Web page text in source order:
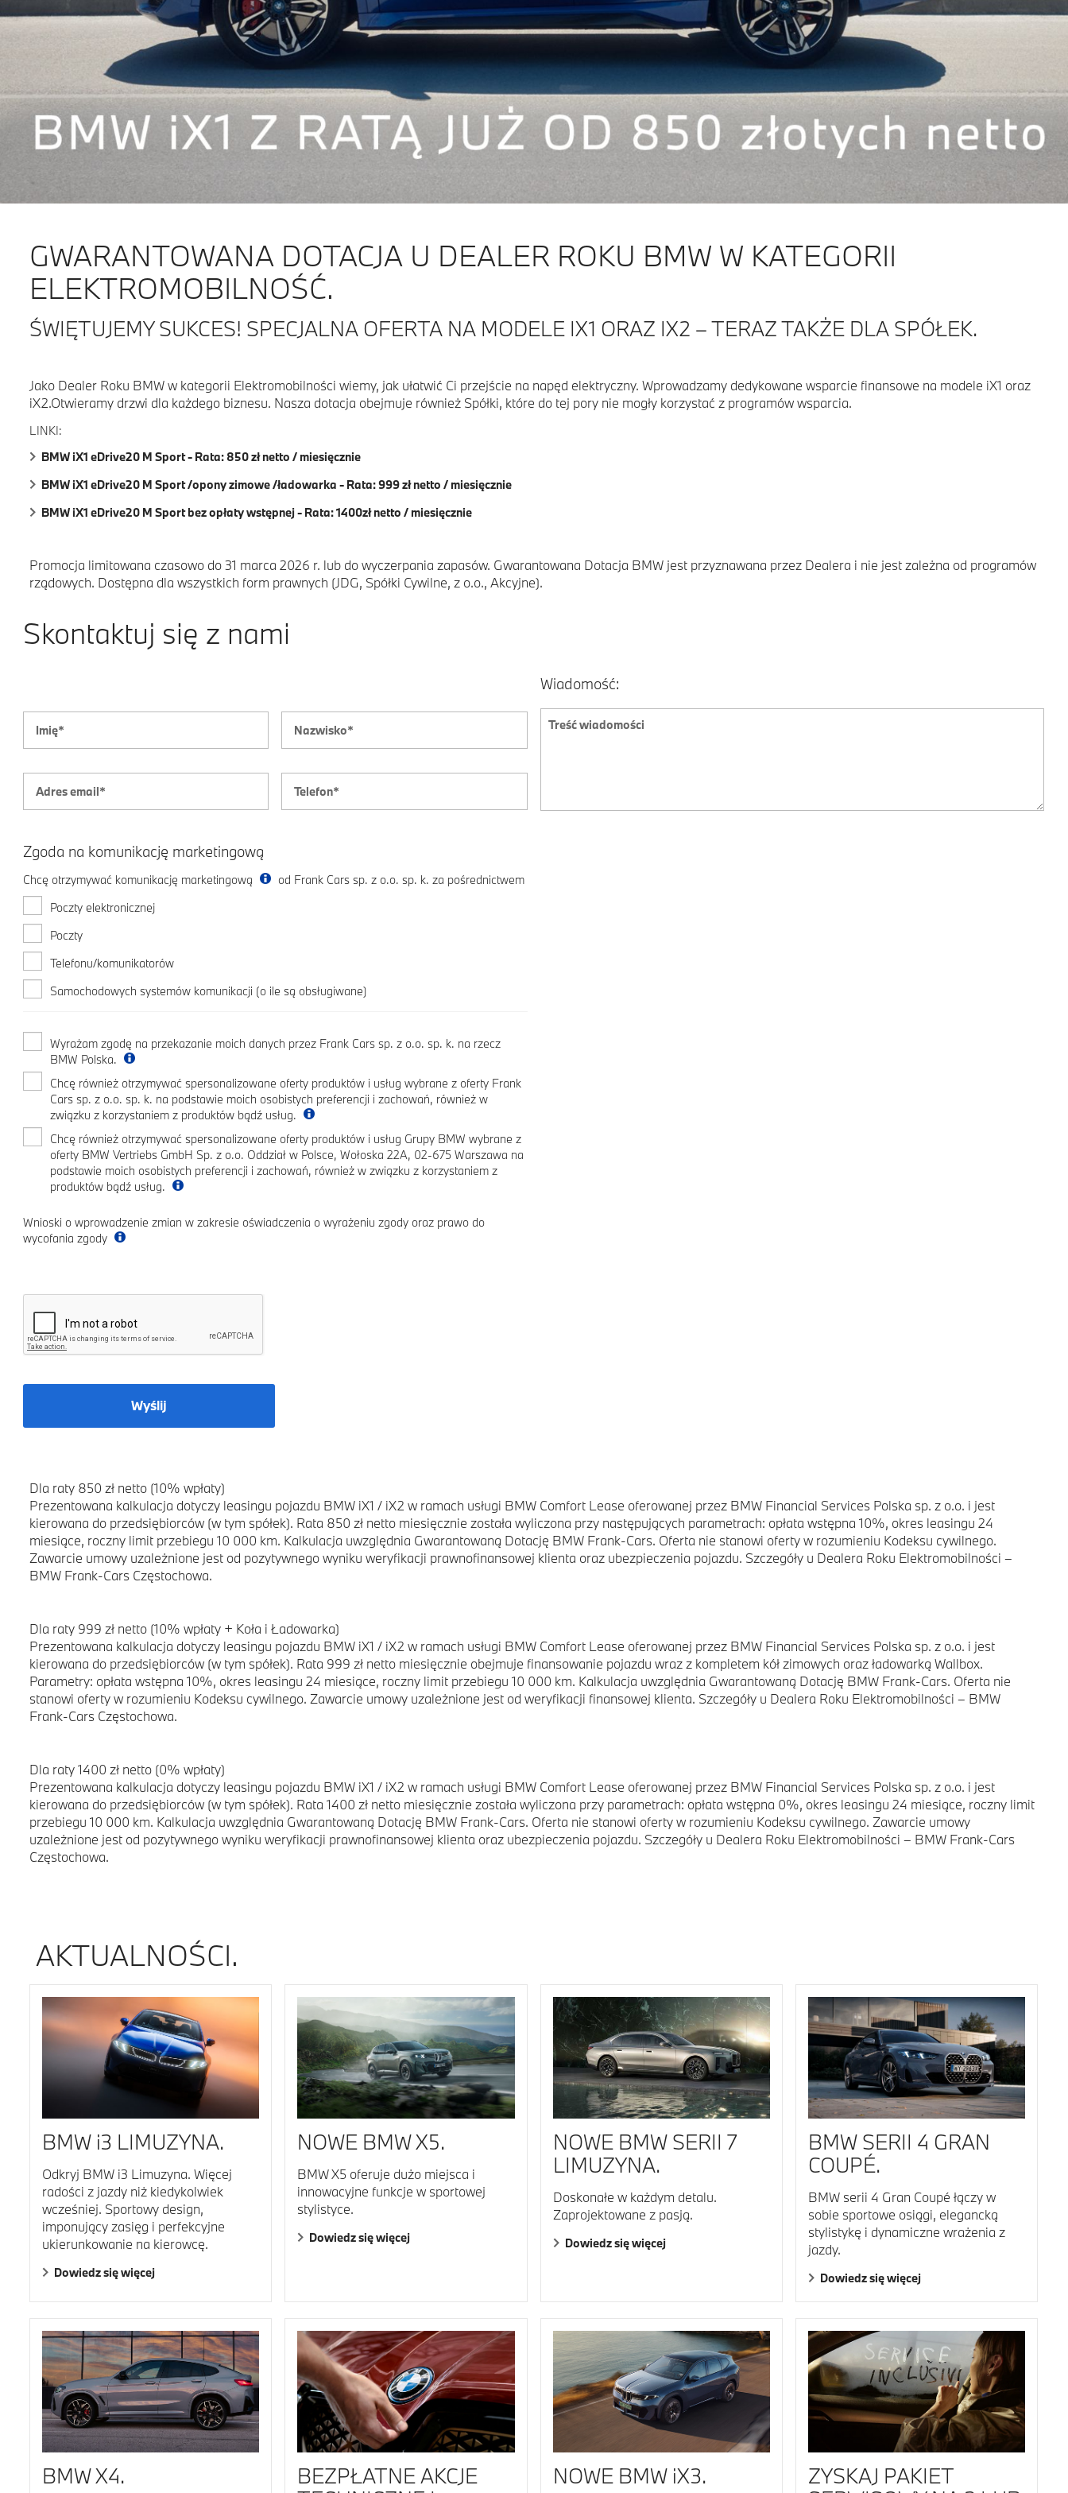
GWARANTOWANA DOTACJA U DEALER ROKU BMW W KATEGORII
ELEKTROMOBILNOŚĆ.
ŚWIĘTUJEMY SUKCES! SPECJALNA OFERTA NA MODELE IX1 ORAZ IX2 – TERAZ TAKŻE DLA SPÓŁEK.
Jako Dealer Roku BMW w kategorii Elektromobilności wiemy, jak ułatwić Ci przejście na napęd elektryczny. Wprowadzamy dedykowane wsparcie finansowe na modele iX1 oraz
iX2.Otwieramy drzwi dla każdego biznesu. Nasza dotacja obejmuje również Spółki, które do tej pory nie mogły korzystać z programów wsparcia.
LINKI:
BMW iX1 eDrive20 M Sport - Rata: 850 zł netto / miesięcznie
BMW iX1 eDrive20 M Sport /opony zimowe /ładowarka - Rata: 999 zł netto / miesięcznie
BMW iX1 eDrive20 M Sport bez opłaty wstępnej - Rata: 1400zł netto / miesięcznie
Promocja limitowana czasowo do 31 marca 2026 r. lub do wyczerpania zapasów. Gwarantowana Dotacja BMW jest przyznawana przez Dealera i nie jest zależna od programów
rządowych. Dostępna dla wszystkich form prawnych (JDG, Spółki Cywilne, z o.o., Akcyjne).
Skontaktuj się z nami
Wiadomość:
Zgoda na komunikację marketingową
Chcę otrzymywać komunikację marketingową
od Frank Cars sp. z o.o. sp. k. za pośrednictwem
Poczty elektronicznej
Poczty
Telefonu/komunikatorów
Samochodowych systemów komunikacji (o ile są obsługiwane)
Wyrażam zgodę na przekazanie moich danych przez Frank Cars sp. z o.o. sp. k. na rzecz
BMW Polska.
Chcę również otrzymywać spersonalizowane oferty produktów i usług wybrane z oferty Frank
Cars sp. z o.o. sp. k. na podstawie moich osobistych preferencji i zachowań, również w
związku z korzystaniem z produktów bądź usług.
Chcę również otrzymywać spersonalizowane oferty produktów i usług Grupy BMW wybrane z
oferty BMW Vertriebs GmbH Sp. z o.o. Oddział w Polsce, Wołoska 22A, 02-675 Warszawa na
podstawie moich osobistych preferencji i zachowań, również w związku z korzystaniem z
produktów bądź usług.
Wnioski o wprowadzenie zmian w zakresie oświadczenia o wyrażeniu zgody oraz prawo do
wycofania zgody
Wyślij
Dla raty 850 zł netto (10% wpłaty)
Prezentowana kalkulacja dotyczy leasingu pojazdu BMW iX1 / iX2 w ramach usługi BMW Comfort Lease oferowanej przez BMW Financial Services Polska sp. z o.o. i jest
kierowana do przedsiębiorców (w tym spółek). Rata 850 zł netto miesięcznie została wyliczona przy następujących parametrach: opłata wstępna 10%, okres leasingu 24
miesiące, roczny limit przebiegu 10 000 km. Kalkulacja uwzględnia Gwarantowaną Dotację BMW Frank-Cars. Oferta nie stanowi oferty w rozumieniu Kodeksu cywilnego.
Zawarcie umowy uzależnione jest od pozytywnego wyniku weryfikacji prawnofinansowej klienta oraz ubezpieczenia pojazdu. Szczegóły u Dealera Roku Elektromobilności –
BMW Frank-Cars Częstochowa.
Dla raty 999 zł netto (10% wpłaty + Koła i Ładowarka)
Prezentowana kalkulacja dotyczy leasingu pojazdu BMW iX1 / iX2 w ramach usługi BMW Comfort Lease oferowanej przez BMW Financial Services Polska sp. z o.o. i jest
kierowana do przedsiębiorców (w tym spółek). Rata 999 zł netto miesięcznie obejmuje finansowanie pojazdu wraz z kompletem kół zimowych oraz ładowarką Wallbox.
Parametry: opłata wstępna 10%, okres leasingu 24 miesiące, roczny limit przebiegu 10 000 km. Kalkulacja uwzględnia Gwarantowaną Dotację BMW Frank-Cars. Oferta nie
stanowi oferty w rozumieniu Kodeksu cywilnego. Zawarcie umowy uzależnione jest od weryfikacji finansowej klienta. Szczegóły u Dealera Roku Elektromobilności – BMW
Frank-Cars Częstochowa.
Dla raty 1400 zł netto (0% wpłaty)
Prezentowana kalkulacja dotyczy leasingu pojazdu BMW iX1 / iX2 w ramach usługi BMW Comfort Lease oferowanej przez BMW Financial Services Polska sp. z o.o. i jest
kierowana do przedsiębiorców (w tym spółek). Rata 1400 zł netto miesięcznie została wyliczona przy parametrach: opłata wstępna 0%, okres leasingu 24 miesiące, roczny limit
przebiegu 10 000 km. Kalkulacja uwzględnia Gwarantowaną Dotację BMW Frank-Cars. Oferta nie stanowi oferty w rozumieniu Kodeksu cywilnego. Zawarcie umowy
uzależnione jest od pozytywnego wyniku weryfikacji prawnofinansowej klienta oraz ubezpieczenia pojazdu. Szczegóły u Dealera Roku Elektromobilności – BMW Frank-Cars
Częstochowa.
AKTUALNOŚCI.
BMW i3 LIMUZYNA.
Odkryj BMW i3 Limuzyna. Więcej
radości z jazdy niż kiedykolwiek
wcześniej. Sportowy design,
imponujący zasięg i perfekcyjne
ukierunkowanie na kierowcę.
Dowiedz się więcej
NOWE BMW X5.
BMW X5 oferuje dużo miejsca i
innowacyjne funkcje w sportowej
stylistyce.
Dowiedz się więcej
NOWE BMW SERII 7
LIMUZYNA.
Doskonałe w każdym detalu.
Zaprojektowane z pasją.
Dowiedz się więcej
BMW SERII 4 GRAN
COUPÉ.
BMW serii 4 Gran Coupé łączy w
sobie sportowe osiągi, elegancką
stylistykę i dynamiczne wrażenia z
jazdy.
Dowiedz się więcej
BMW X4.
BEZPŁATNE AKCJE
NOWE BMW iX3.
ZYSKAJ PAKIET